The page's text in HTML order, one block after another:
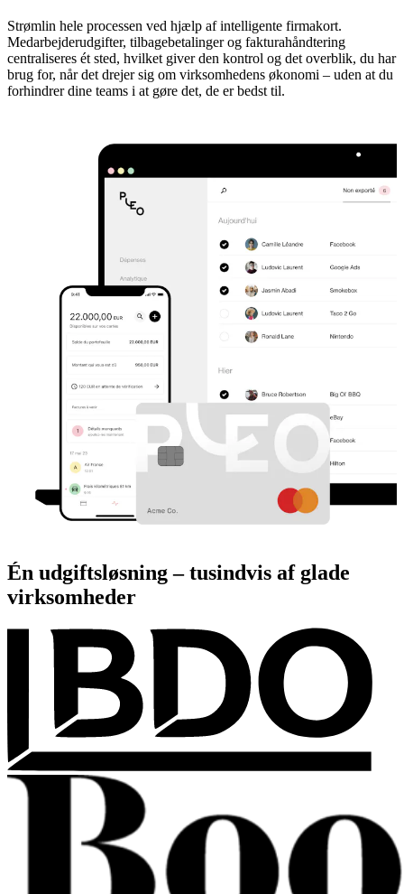
Strømlin hele processen ved hjælp af intelligente firmakort.
Medarbejderudgifter, tilbagebetalinger og fakturahåndtering
centraliseres ét sted, hvilket giver den kontrol og det overblik, du har
brug for, når det drejer sig om virksomhedens økonomi – uden at du
forhindrer dine teams i at gøre det, de er bedst til.
Én udgiftsløsning – tusindvis af glade
virksomheder